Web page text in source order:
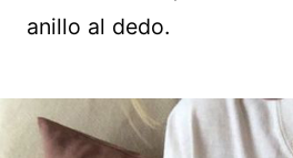
anillo al dedo.